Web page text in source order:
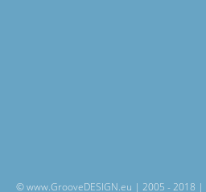
© www.GrooveDESIGN.eu | 2005 - 2018 |